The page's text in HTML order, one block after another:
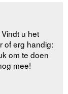
u het
of erg handig:
om te doen
mee!